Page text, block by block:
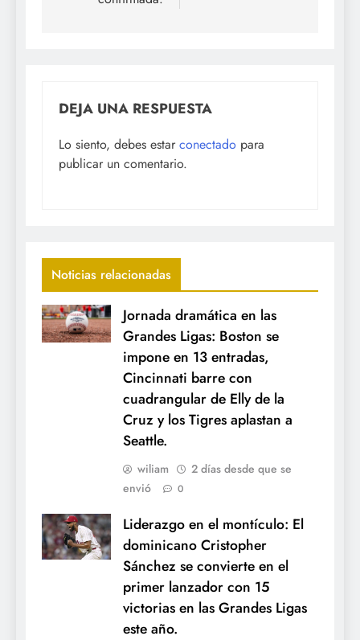
DEJA UNA RESPUESTA
Lo siento, debes estar conectado para
publicar un comentario.
Noticias relacionadas
Jornada dramática en las
Grandes Ligas: Boston se
impone en 13 entradas,
Cincinnati barre con
cuadrangular de Elly de la
Cruz y los Tigres aplastan a
Seattle.
wiliam
2 días desde que se
envió
0
Liderazgo en el montículo: El
dominicano Cristopher
Sánchez se convierte en el
primer lanzador con 15
victorias en las Grandes Ligas
este año.